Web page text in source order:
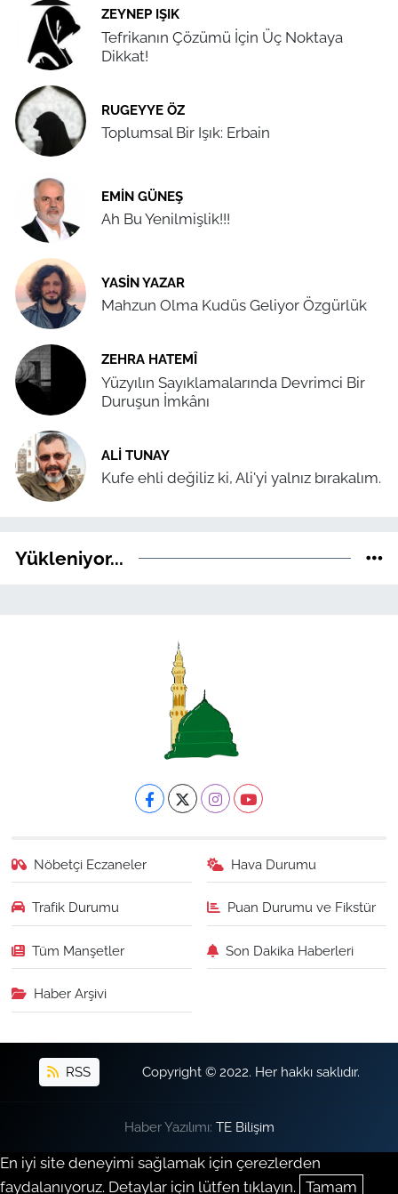
ZEYNEP IŞIK
Tefrikanın Çözümü İçin Üç Noktaya
Dikkat!
RUGEYYE ÖZ
Toplumsal Bir Işık: Erbain
EMIN GÜNEŞ
Ah Bu Yenilmişlik!!!
YASIN YAZAR
Mahzun Olma Kudüs Geliyor Özgürlük
ZEHRA HATEMÎ
Yüzyılın Sayıklamalarında Devrimci Bir
Duruşun İmkânı
ALI TUNAY
Kufe ehli değiliz ki, Ali'yi yalnız bırakalım.
Yükleniyor...
Nöbetçi Eczaneler Hava Durumu
Trafik Durumu Puan Durumu ve Fikstür
Tüm Manşetler Son Dakika Haberleri
Haber Arşivi
RSS Copyright © 2022. Her hakkı saklıdır.
Haber Yazılımı: TE Bilişim
En iyi site deneyimi sağlamak için çerezlerden
faydalanıyoruz. Detaylar için lütfen tıklayın. Tamam